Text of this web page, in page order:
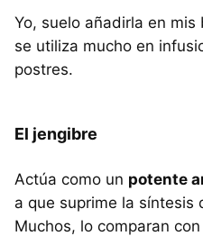
Yo, suelo añadirla en
se utiliza mucho en
postres.
El jengibre
Actúa como un potente
a que suprime la síntesis
Muchos, lo comparan